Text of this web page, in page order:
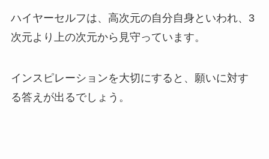
ハイヤーセルフは、高次元の自分自身といわれ、3
次元より上の次元から見守っています。
インスピレーションを大切にすると、願いに対す
る答えが出るでしょう。